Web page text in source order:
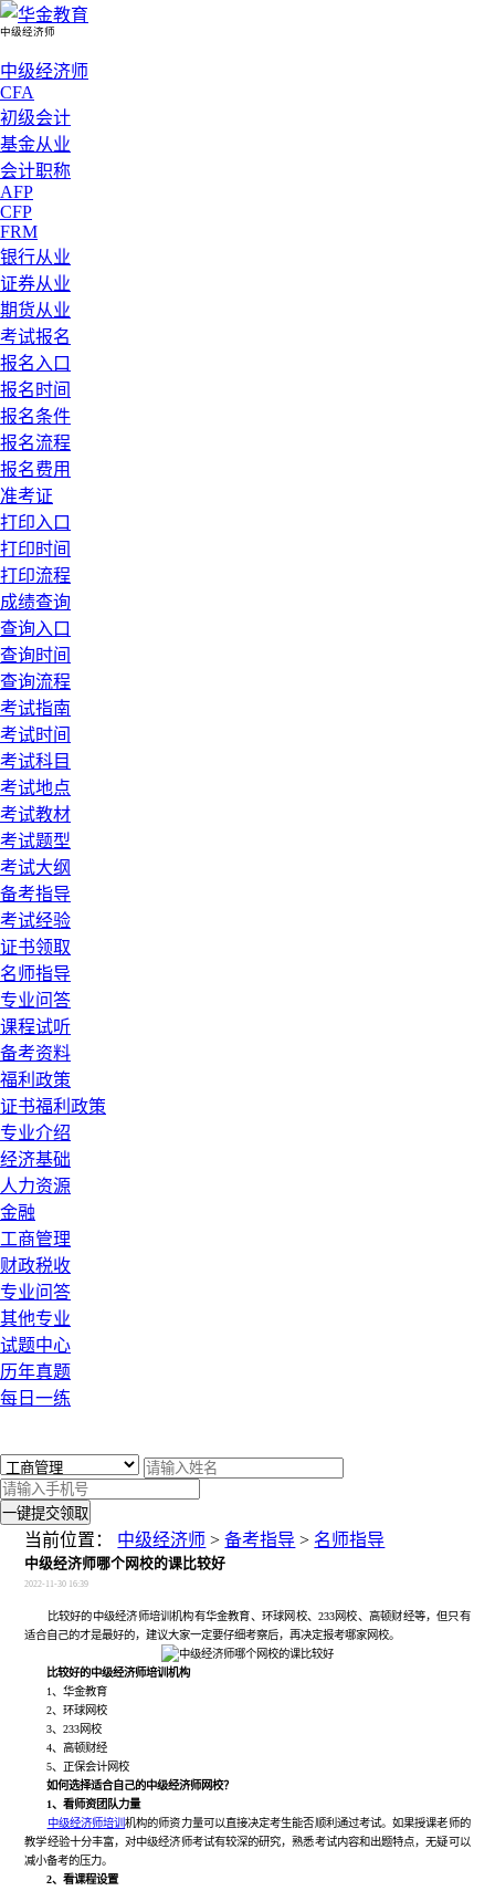
中级经济师
中级经济师
CFA
初级会计
基金从业
会计职称
AFP
CFP
FRM
银行从业
证券从业
期货从业
考试报名
报名入口
报名时间
报名条件
报名流程
报名费用
准考证
打印入口
打印时间
打印流程
成绩查询
查询入口
查询时间
查询流程
考试指南
考试时间
考试科目
考试地点
考试教材
考试题型
考试大纲
备考指导
考试经验
证书领取
名师指导
专业问答
课程试听
备考资料
福利政策
证书福利政策
专业介绍
经济基础
人力资源
金融
工商管理
财政税收
专业问答
其他专业
试题中心
历年真题
每日一练
一键提交领取
当前位置： 中级经济师 >备考指导 > 名师指导
中级经济师哪个网校的课比较好
2022-11-30 16:39
比较好的中级经济师培训机构有华金教育、环球网校、233网校、高顿财经等，但只有
适合自己的才是最好的，建议大家一定要仔细考察后，再决定报考哪家网校。
比较好的中级经济师培训机构
1、华金教育
2、环球网校
3、233网校
4、高顿财经
5、正保会计网校
如何选择适合自己的中级经济师网校？
1、看师资团队力量
中级经济师培训机构的师资力量可以直接决定考生能否顺利通过考试。如果授课老师的
教学经验十分丰富，对中级经济师考试有较深的研究，熟悉考试内容和出题特点，无疑可以
减小备考的压力。
2、看课程设置